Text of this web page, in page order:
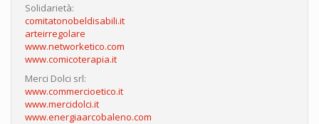
Solidarietà:
comitatonobeldisabili.it
arteirregolare
www.networketico.com
www.comicoterapia.it
Merci Dolci srl:
www.commercioetico.it
www.mercidolci.it
www.energiaarcobaleno.com